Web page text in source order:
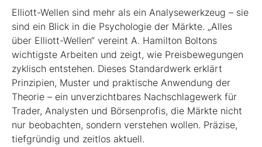
Elliott-Wellen sind mehr als ein Analysewerkzeug – sie
sind ein Blick in die Psychologie der Märkte. „Alles
über Elliott-Wellen“ vereint A. Hamilton Boltons
wichtigste Arbeiten und zeigt, wie Preisbewegungen
zyklisch entstehen. Dieses Standardwerk erklärt
Prinzipien, Muster und praktische Anwendung der
Theorie – ein unverzichtbares Nachschlagewerk für
Trader, Analysten und Börsenprofis, die Märkte nicht
nur beobachten, sondern verstehen wollen. Präzise,
tiefgründig und zeitlos aktuell.